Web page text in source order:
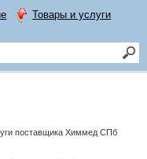
Товары и услуги
поставщика Химмед СПб